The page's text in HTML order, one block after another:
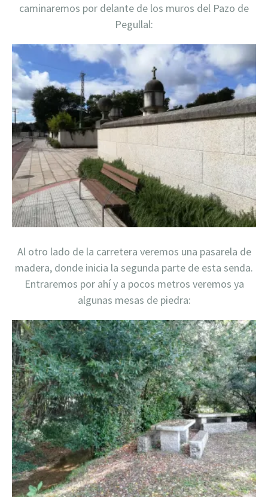
caminaremos por delante de los muros del Pazo de
Pegullal:
Al otro lado de la carretera veremos una pasarela de
madera, donde inicia la segunda parte de esta senda.
Entraremos por ahí y a pocos metros veremos ya
algunas mesas de piedra: